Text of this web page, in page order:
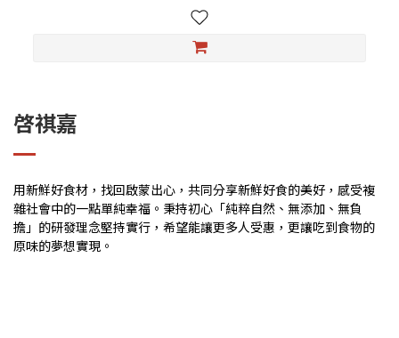
啓祺嘉
用新鮮好食材，找回啟蒙出心，共同分享新鮮好食的美好，感受複
雜社會中的一點單純幸福。秉持初心「純粹自然、無添加、無負
擔」的研發理念堅持實行，希望能讓更多人受惠，更讓吃到食物的
原味的夢想實現。